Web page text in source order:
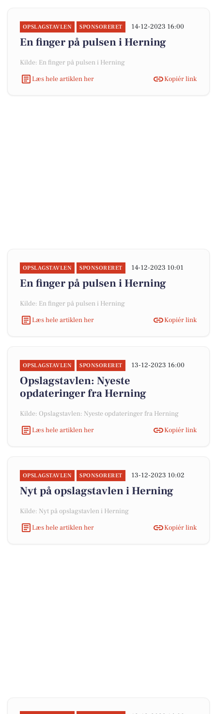
OPSLAGSTAVLEN SPONSORERET 14-12-2023 16:00
En finger på pulsen i Herning
Kilde: En finger på pulsen i Herning
Læs hele artiklen her
Kopiér link
OPSLAGSTAVLEN SPONSORERET 14-12-2023 10:01
En finger på pulsen i Herning
Kilde: En finger på pulsen i Herning
Læs hele artiklen her
Kopiér link
OPSLAGSTAVLEN SPONSORERET 13-12-2023 16:00
Opslagstavlen: Nyeste
opdateringer fra Herning
Kilde: Opslagstavlen: Nyeste opdateringer fra Herning
Læs hele artiklen her
Kopiér link
OPSLAGSTAVLEN SPONSORERET 13-12-2023 10:02
Nyt på opslagstavlen i Herning
Kilde: Nyt på opslagstavlen i Herning
Læs hele artiklen her
Kopiér link